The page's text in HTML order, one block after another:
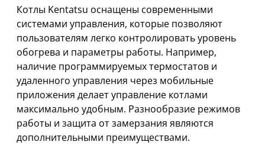
Котлы Kentatsu оснащены современными
системами управления, которые позволяют
пользователям легко контролировать уровень
обогрева и параметры работы. Например,
наличие программируемых термостатов и
удаленного управления через мобильные
приложения делает управление котлами
максимально удобным. Разнообразие режимов
работы и защита от замерзания являются
дополнительными преимуществами.